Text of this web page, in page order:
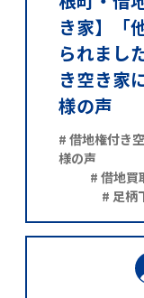
き家】「
られまし
き空き家
様の声
# 借地権付き
様の声
# 借地買
# 足柄